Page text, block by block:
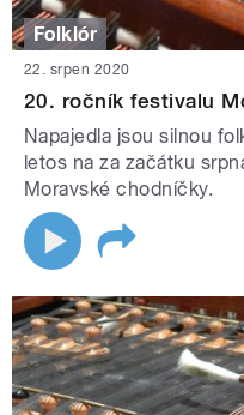
Folklór
22. srpen 2020
20. ročník festivalu
Napajedla jsou silnou
letos na za začátku
Moravské chodníčky.